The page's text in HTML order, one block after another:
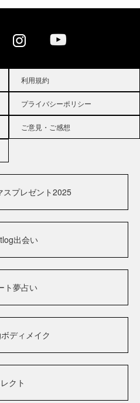
利用規約
プライバシーポリシー
ご意見・ご感想
スプレゼント2025
出会い
ト夢占い
ディメイク
クト